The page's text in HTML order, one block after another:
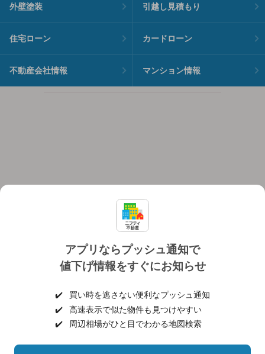
アプリならプッシュ通知で
値下げ情報をすぐにお知らせ
✔️
買い時を逃さない便利なプッシュ通知
✔️
高速表示で似た物件も見つけやすい
✔️
周辺相場がひと目でわかる地図検索
外壁塗装 引越し見積もり
住宅ローン カードローン
不動産会社情報 マンション情報
個人情報保護ポリシー 利用規約
ヘルプ・お問い合わせ 採用情報